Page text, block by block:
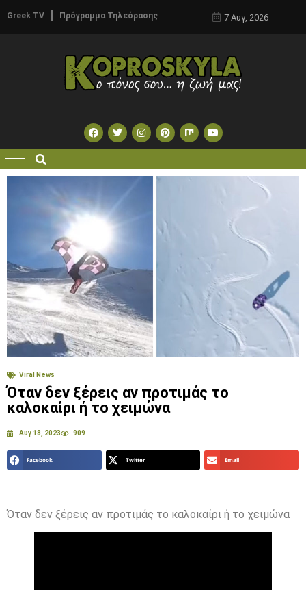
Greek TV Πρόγραμμα Τηλεόρασης 7 Αυγ, 2026
Viral News
Όταν δεν ξέρεις αν προτιμάς το
καλοκαίρι ή το χειμώνα
Αυγ 18, 2023 909
Facebook Twitter Email
Όταν δεν ξέρεις αν προτιμάς το καλοκαίρι ή το χειμώνα